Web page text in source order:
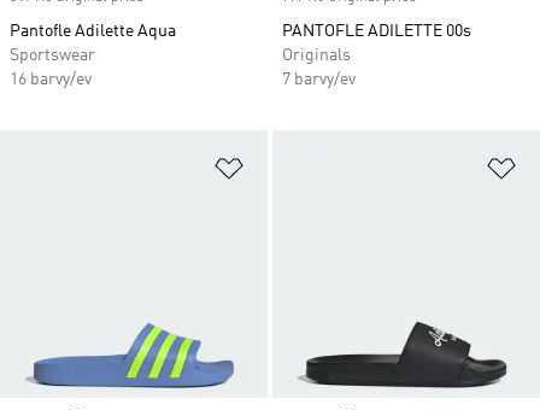
Pantofle Adilette Aqua
Sportswear
16 barvy/ev
PANTOFLE ADILETTE 00s
Originals
7 barvy/ev